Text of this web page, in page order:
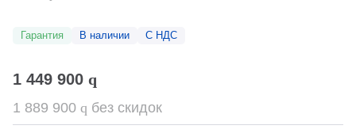
Гарантия В наличии С НДС
1 449 900 q
1 889 900 q без скидок